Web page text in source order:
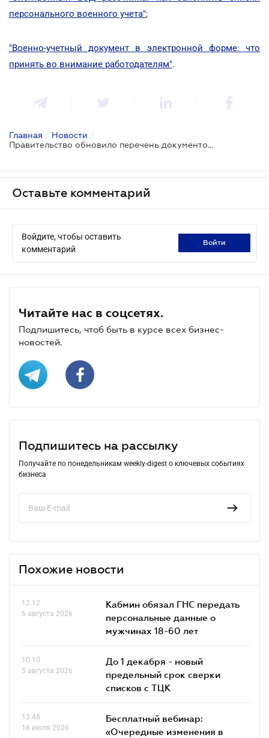
персонального военного учета";
"Военно-учетный документ в электронной форме: что
принять во внимание работодателям".
Главная / Новости /
Правительство обновило перечень документов для получения отсрочки
Оставьте комментарий
Войдите, чтобы оставить
комментарий
войти
Читайте нас в соцсетях.
Подпишитесь, чтоб быть в курсе всех бизнес-
новостей.
Подпишитесь на рассылку
Получайте по понедельникам weekly-digest о ключевых событиях
бизнеса
Похожие новости
12.12
6 августа 2026
Кабмин обязал ГНС передать
персональные данные о
мужчинах 18-60 лет
10.10
5 августа 2026
До 1 декабря - новый
предельный срок сверки
списков c ТЦК
13.48
16 июля 2026
Бесплатный вебинар:
«Очередные изменения в